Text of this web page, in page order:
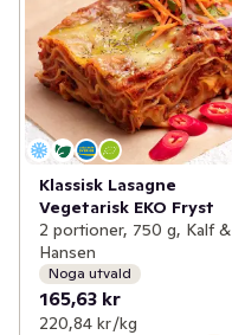
Klassisk Lasagne
Vegetarisk EKO Fryst
2 portioner, 750 g, Kalf &
Hansen
Noga utvald
165,63 kr
220,84 kr /kg